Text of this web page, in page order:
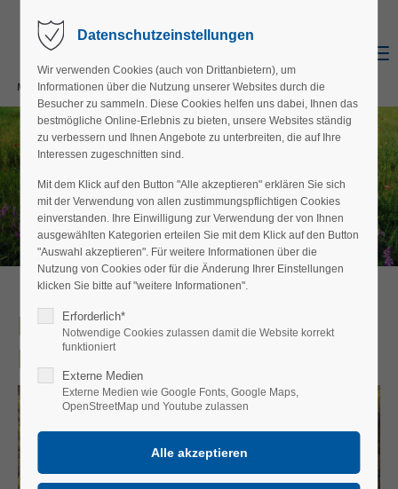
Exkursion zur Artenvielfalt am
Rehberggraben
Datenschutzeinstellungen
Wir verwenden Cookies (auch von Drittanbietern), um
Informationen über die Nutzung unserer Websites durch die
Besucher zu sammeln. Diese Cookies helfen uns dabei, Ihnen das
bestmögliche Online-Erlebnis zu bieten, unsere Websites ständig
zu verbessern und Ihnen Angebote zu unterbreiten, die auf Ihre
Interessen zugeschnitten sind.
Mit dem Klick auf den Button "Alle akzeptieren" erklären Sie sich
mit der Verwendung von allen zustimmungspflichtigen Cookies
einverstanden. Ihre Einwilligung zur Verwendung der von Ihnen
ausgewählten Kategorien erteilen Sie mit dem Klick auf den Button
"Auswahl akzeptieren". Für weitere Informationen über die
Nutzung von Cookies oder für die Änderung Ihrer Einstellungen
klicken Sie bitte auf "weitere Informationen".
Erforderlich*
Notwendige Cookies zulassen damit die Website korrekt
funktioniert
Externe Medien
Externe Medien wie Google Fonts, Google Maps,
OpenStreetMap und Youtube zulassen